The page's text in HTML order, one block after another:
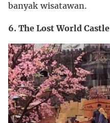
banyak wisatawan.
6. The Lost World Castle